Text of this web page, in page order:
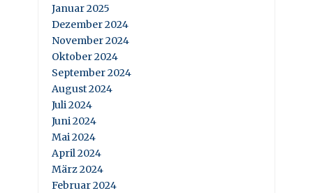
Januar 2025
Dezember 2024
November 2024
Oktober 2024
September 2024
August 2024
Juli 2024
Juni 2024
Mai 2024
April 2024
März 2024
Februar 2024